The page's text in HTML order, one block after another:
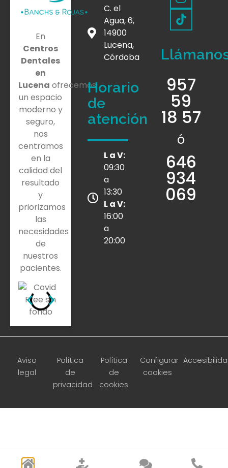
En
Centros
Dentales
en
Lucena ofrecemos
un espacio
moderno y
seguro,
nos
centramos
en la
calidad del
resultado
y
priorizamos
las
necesidades
de
nuestros
pacientes.
C. el
Agua, 6,
14900
Lucena,
Córdoba
Horario
de
atención
L a V:
09:30
a
13:30
L a V:
16:00
a
20:00
957
59
18 57
ó
646
934
069
Aviso
legal
Política
de
privacidad
Política
de
cookies
Configurar
cookies